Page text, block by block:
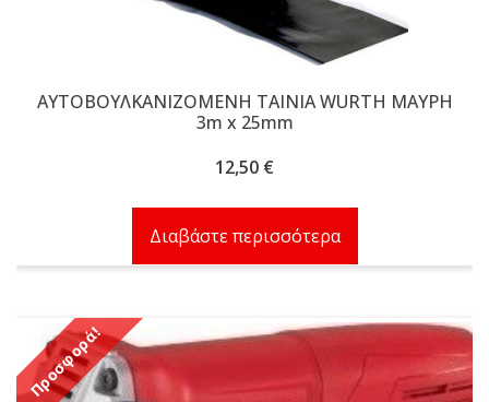
ΑΥΤΟΒΟΥΛΚΑΝΙΖΟΜΕΝΗ ΤΑΙΝΙΑ WURTH ΜΑΥΡΗ
3m x 25mm
12,50 €
Διαβάστε περισσότερα
Προσφορά!